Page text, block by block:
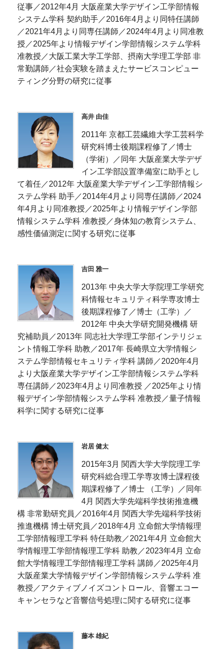
従事／2012年4月 大阪産業大学デザイン工学部情報
システム学科 契約助手／2016年4月より同特任講師
／2021年4月より同専任講師／2024年4月より同准教
授／2025年より情報デザイン学部情報システム学科
准教授／大阪工業大学工学部、摂南大学理工学部 非
常勤講師／社会実験を踏まえたサービスコンピュー
ティング分野の研究に従事
高井 由佳
2011年 京都工芸繊維大学工芸科学
研究科博士後期課程修了／博士
（学術）／同年 大阪産業大学デザ
イン工学部設置準備室に助手とし
て着任／2012年 大阪産業大学デザイン工学部情報シ
ステム学科 助手／2014年4月より同専任講師／2024
年4月より同准教授／2025年より情報デザイン学部
情報システム学科 准教授／身体知の教育システム、
感性価値測定に関する研究に従事
吉田 雅一
2013年 中央大学大学院理工学研究
科情報セキュリティ科学専攻博士
後期課程修了／博士（工学）／
2012年 中央大学研究開発機構 研
究補助員／2013年 同志社大学理工学部インテリジェ
ント情報工学科 助教／2017年 長崎県立大学情報シ
ステム学部情報セキュリティ学科 講師／2020年4月
より大阪産業大学デザイン工学部情報システム学科
専任講師／2023年4月より同准教授 ／2025年より情
報デザイン学部情報システム学科 准教授／量子情報
科学に関する研究に従事
岩居 健太
2015年3月 関西大学大学院理工学
研究科総合理工学専攻博士課程後
期課程修了／博士 （工学）／同年
4月 関西大学先端科学技術推進機
構 非常勤研究員／2016年4月 関西大学先端科学技術
推進機構 博士研究員／2018年4月 立命館大学情報理
工学部情報理工学科 特任助教／2021年4月 立命館大
学情報理工学部情報理工学科 助教／2023年4月 立命
館大学情報理工学部情報理工学科 講師／2025年4月
大阪産業大学情報デザイン学部情報システム学科 准
教授／アクティブノイズコントロール、音響エコー
キャンセラなど音響信号処理に関する研究に従事
藤本 雄紀